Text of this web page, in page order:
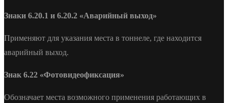
Знаки 6.20.1 и 6.20.2 «Аварийный выход»
Применяют для указания места в тоннеле, где находится
аварийный выход.
Знак 6.22 «Фотовидеофиксация»
Обозначает места возможного применения работающих в